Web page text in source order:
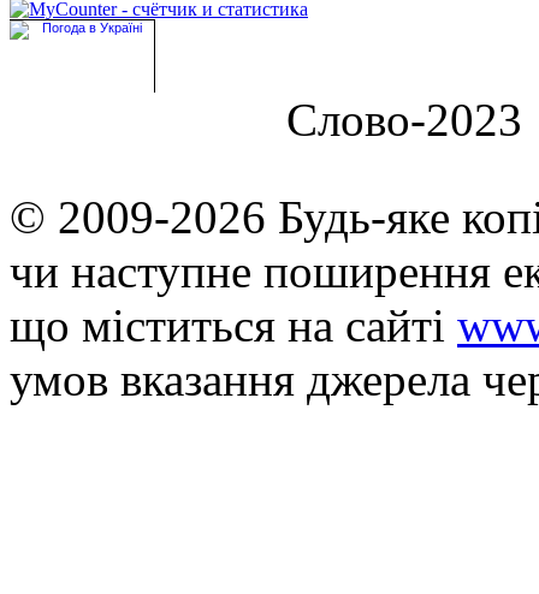
Слово-2023
© 2009-2026 Будь-яке
чи наступне поширення
що мiститься на сайті
умов вказання джерела